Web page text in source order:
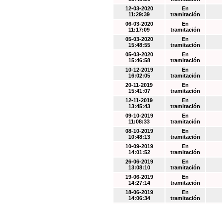
12-03-2020
11:29:39
En
tramitación
06-03-2020
11:17:09
En
tramitación
05-03-2020
15:48:55
En
tramitación
05-03-2020
15:46:58
En
tramitación
10-12-2019
16:02:05
En
tramitación
20-11-2019
15:41:07
En
tramitación
12-11-2019
13:45:43
En
tramitación
09-10-2019
11:08:33
En
tramitación
08-10-2019
10:48:13
En
tramitación
10-09-2019
14:01:52
En
tramitación
26-06-2019
13:08:10
En
tramitación
19-06-2019
14:27:14
En
tramitación
18-06-2019
14:06:34
En
tramitación